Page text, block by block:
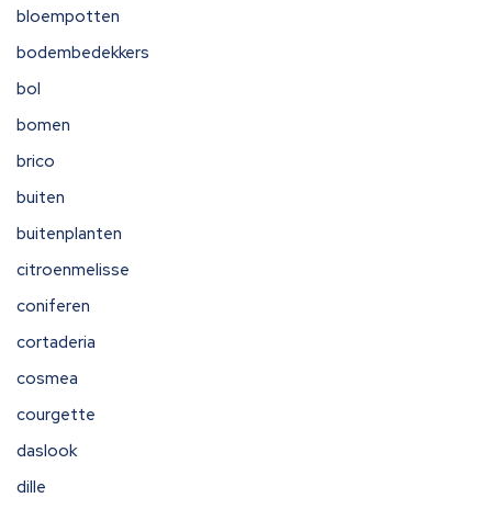
bloempotten
bodembedekkers
bol
bomen
brico
buiten
buitenplanten
citroenmelisse
coniferen
cortaderia
cosmea
courgette
daslook
dille